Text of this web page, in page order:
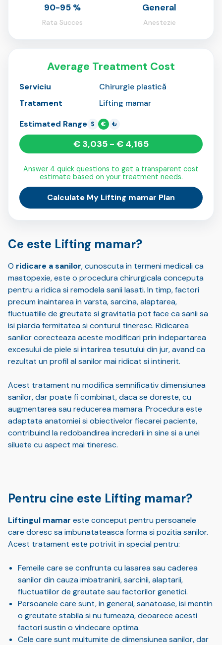
90-95 %
Rata Succes
General
Anestezie
Average Treatment Cost
Serviciu
Chirurgie plastică
Tratament
Lifting mamar
Estimated Range $ € ₺
€ 3,035 - € 4,165
Answer 4 quick questions to get a transparent cost
estimate based on your treatment needs.
Calculate My Lifting mamar Plan
Ce este Lifting mamar?
O ridicare a sanilor, cunoscuta in termeni medicali ca
mastopexie, este o procedura chirurgicala conceputa
pentru a ridica si remodela sanii lasati. In timp, factori
precum inaintarea in varsta, sarcina, alaptarea,
fluctuatiile de greutate si gravitatia pot face ca sanii sa
isi piarda fermitatea si conturul tineresc. Ridicarea
sanilor corecteaza aceste modificari prin indepartarea
excesului de piele si intarirea tesutului din jur, avand ca
rezultat un profil al sanilor mai ridicat si intinerit.
Acest tratament nu modifica semnificativ dimensiunea
sanilor, dar poate fi combinat, daca se doreste, cu
augmentarea sau reducerea mamara. Procedura este
adaptata anatomiei si obiectivelor fiecarei paciente,
contribuind la redobandirea increderii in sine si a unei
siluete cu aspect mai tineresc.
Pentru cine este Lifting mamar?
Liftingul mamar este conceput pentru persoanele
care doresc sa imbunatateasca forma si pozitia sanilor.
Acest tratament este potrivit in special pentru:
Femeile care se confrunta cu lasarea sau caderea
sanilor din cauza imbatranirii, sarcinii, alaptarii,
fluctuatiilor de greutate sau factorilor genetici.
Persoanele care sunt, in general, sanatoase, isi mentin
o greutate stabila si nu fumeaza, deoarece acesti
factori sustin o vindecare optima.
Cele care sunt multumite de dimensiunea sanilor, dar